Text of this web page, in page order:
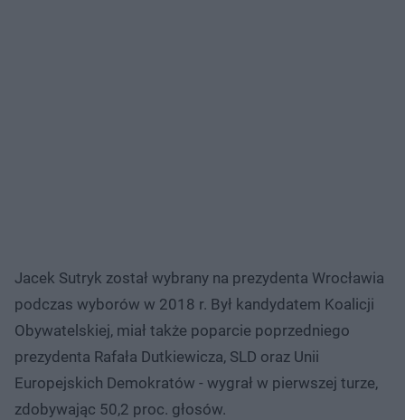
Jacek Sutryk został wybrany na prezydenta Wrocławia
podczas wyborów w 2018 r. Był kandydatem Koalicji
Obywatelskiej, miał także poparcie poprzedniego
prezydenta Rafała Dutkiewicza, SLD oraz Unii
Europejskich Demokratów - wygrał w pierwszej turze,
zdobywając 50,2 proc. głosów.